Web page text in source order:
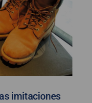
imitaciones